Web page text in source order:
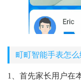
町町智能手表怎么
1、首先家长用户在